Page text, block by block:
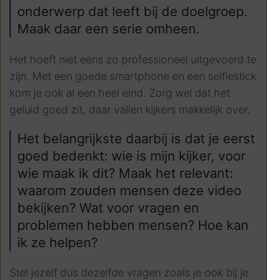
onderwerp dat leeft bij de doelgroep.
Maak daar een serie omheen.
Het hoeft niet eens zo professioneel uitgevoerd te
zijn. Met een goede smartphone en een selfiestick
kom je ook al een heel eind. Zorg wel dat het
geluid goed zit, daar vallen kijkers makkelijk over.
Het belangrijkste daarbij is dat je eerst
goed bedenkt: wie is mijn kijker, voor
wie maak ik dit? Maak het relevant:
waarom zouden mensen deze video
bekijken? Wat voor vragen en
problemen hebben mensen? Hoe kan
ik ze helpen?
Stel jezelf dus dezelfde vragen zoals je ook bij je